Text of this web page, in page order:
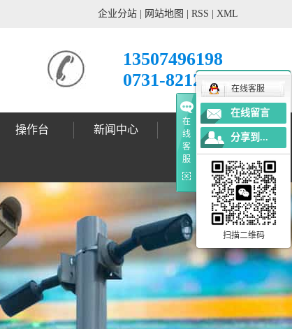
企业分站 网站地图 RSS XML
13507496198
0731-82121678
操作台 新闻中心 工程案例
灯杆案例
标志杆案例
标志牌案例
信号灯案例
更多案例
在
线
客
服
在线客服
在线留言
分享到...
扫描二维码